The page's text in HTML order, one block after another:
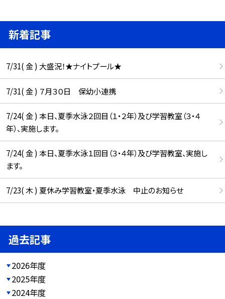
新着記事
7/31( 金 ) 大盛況！★ナイトプール★
7/31( 金 ) ７月３０日 保幼小連携
7/24( 金 ) 本日、夏季水泳２回目（１・２年）及び学習教室（３・４
年）、実施します。
7/24( 金 ) 本日、夏季水泳１回目（３・４年）及び学習教室、実施し
ます。
7/23( 木 ) 夏休み学習教室・夏季水泳 中止のお知らせ
過去記事
2026年度
2025年度
2024年度